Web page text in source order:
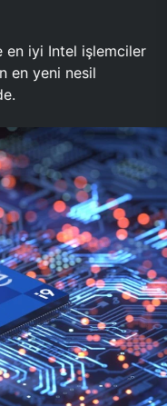
en iyi Intel işlemciler
en yeni nesil